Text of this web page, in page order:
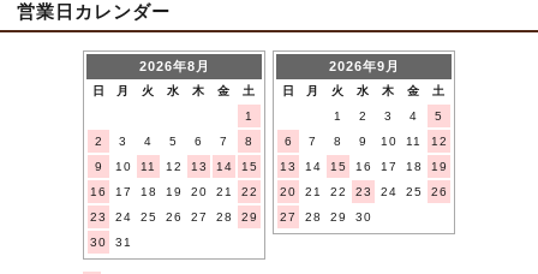
営業日カレンダー
2026年8月
日 月 火 水 木 金
土
1
2
3 4 5 6 7
8
9
10 11 12 13 14
15
16
17 18 19 20 21
22
23
24 25 26 27 28
29
30
31
2026年9月
日 月 火 水 木 金
土
1
2 3 4
5
6
7 8 9 10 11
12
13
14 15 16 17 18
19
20
21 22 23 24 25
26
27
28 29 30